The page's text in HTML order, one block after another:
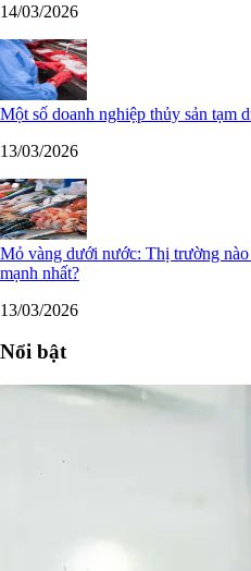
14/03/2026
Một số doanh nghiệp thủy sản tạm
13/03/2026
Mỏ vàng dưới nước: Thị trường
mạnh nhất?
13/03/2026
Nổi bật